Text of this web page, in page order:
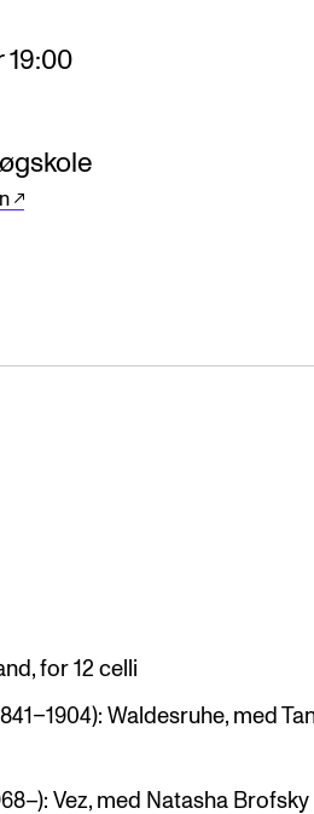
19:00
for 12 celli
Waldesruhe, med
Vez, med Natasha Brofsky